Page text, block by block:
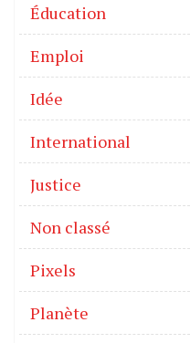
Éducation
Emploi
Idée
International
Justice
Non classé
Pixels
Planète